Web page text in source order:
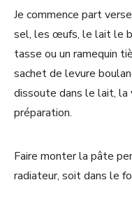
Je commence part
sel, les œufs, le lait le
tasse ou un ramequin
sachet de levure
dissoute dans le lait,
préparation.
Faire monter la pâte
radiateur, soit dans le